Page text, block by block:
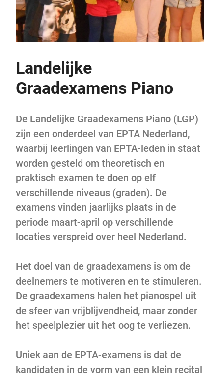
Landelijke
Graadexamens Piano
De Landelijke Graadexamens Piano (LGP)
zijn een onderdeel van EPTA Nederland,
waarbij leerlingen van EPTA-leden in staat
worden gesteld om theoretisch en
praktisch examen te doen op elf
verschillende niveaus (graden). De
examens vinden jaarlijks plaats in de
periode maart-april op verschillende
locaties verspreid over heel Nederland.
Het doel van de graadexamens is om de
deelnemers te motiveren en te stimuleren.
De graadexamens halen het pianospel uit
de sfeer van vrijblijvendheid, maar zonder
het speelplezier uit het oog te verliezen.
Uniek aan de EPTA-examens is dat de
kandidaten in de vorm van een klein recital